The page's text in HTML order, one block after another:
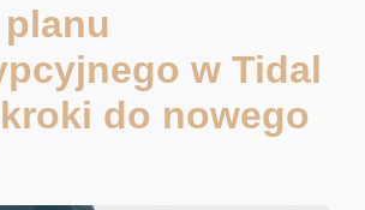
w Tidal
kroki do nowego